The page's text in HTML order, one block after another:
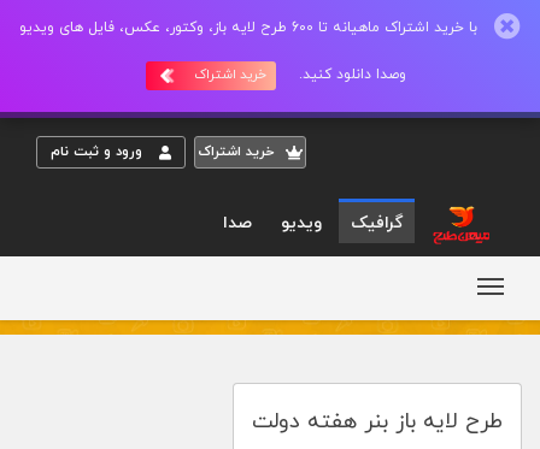
با خرید اشتراک ماهیانه تا 600 طرح لایه باز، وکتور، عکس، فایل های ویدیو
وصدا دانلود کنید. خرید اشتراک
خريد اشتراک ورود و ثبت نام
گرافیک ویدیو صدا
طرح لایه باز بنر هفته دولت